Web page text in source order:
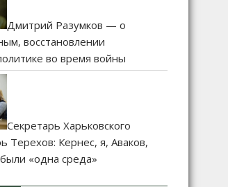
Дмитрий Разумков — о
восстановлении
во время войны
Секретарь Харьковского
Терехов: Кернес, я, Аваков,
«одна среда»